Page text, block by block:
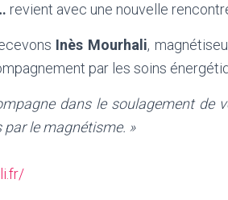
revient avec une nouvelle
Inès Mourhali,
par les soins
dans le soulagement de
le magnétisme. »